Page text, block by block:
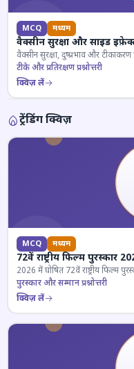
MCQ मध्यम
वैक्सीन सुरक्षा और साइड
वैक्सीन सुरक्षा, दुष्प्रभाव और टीकाकरण
टीके और प्रतिरक्षण प्रश्नोत्तरी
क्विज़ लें
ट्रेंडिंग क्विज़
MCQ मध्यम
72वें राष्ट्रीय फिल्म पुरस्कार
2026 में घोषित 72वें राष्ट्रीय फिल्म
पुरस्कार और सम्मान प्रश्नोत्तरी
क्विज़ लें